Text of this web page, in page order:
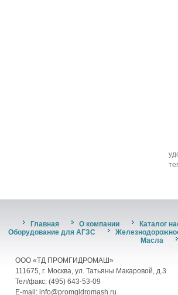
Главная О компании Каталог
Оборудование для АГЗС
Масла
ООО «ТД ПРОМГИДРОМАШ»
111675, г. Москва, ул. Татьяны Макаровой, д.3
Тел/факс: (495) 643-53-09
E-mail: info@promgidromash.ru